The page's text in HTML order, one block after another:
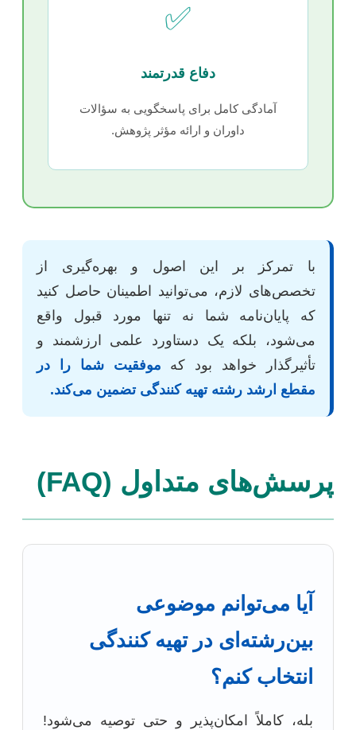
✅
دفاع قدرتمند
آمادگی کامل برای پاسخگویی به سؤالات
داوران و ارائه مؤثر پژوهش.
با تمرکز بر این اصول و بهره‌گیری از
تخصص‌های لازم، می‌توانید اطمینان حاصل کنید
که پایان‌نامه شما نه تنها مورد قبول واقع
می‌شود، بلکه یک دستاورد علمی ارزشمند و
تأثیرگذار خواهد بود که موفقیت شما را در
مقطع ارشد رشته تهیه کنندگی تضمین می‌کند.
پرسش‌های متداول (FAQ)
آیا می‌توانم موضوعی
بین‌رشته‌ای در تهیه کنندگی
انتخاب کنم؟
بله، کاملاً امکان‌پذیر و حتی توصیه می‌شود!